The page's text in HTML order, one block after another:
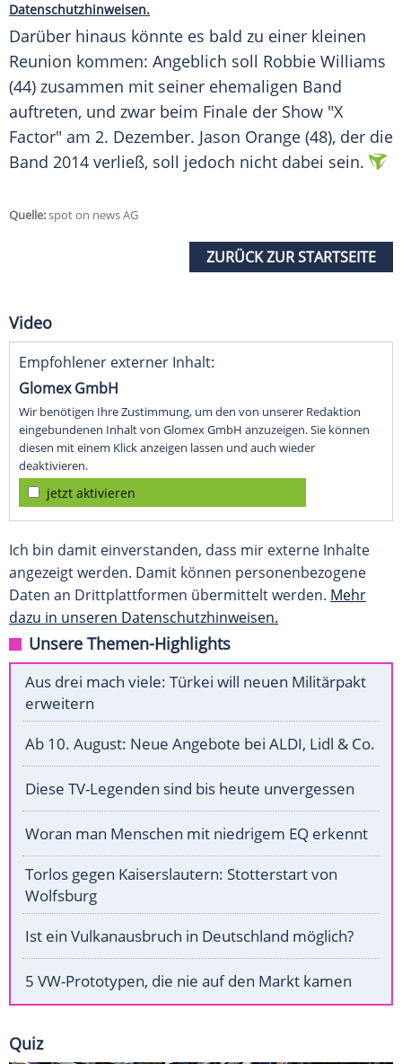
Datenschutzhinweisen.
Darüber hinaus könnte es bald zu einer kleinen
Reunion kommen: Angeblich soll Robbie Williams
(44) zusammen mit seiner ehemaligen Band
auftreten, und zwar beim Finale der Show "X
Factor" am 2. Dezember. Jason Orange (48), der die
Band 2014 verließ, soll jedoch nicht dabei sein.
Quelle:spot on news AG
ZURÜCK ZUR STARTSEITE
Video
Empfohlener externer Inhalt:
Glomex GmbH
Wir benötigen Ihre Zustimmung, um den von unserer Redaktion
eingebundenen Inhalt von Glomex GmbH anzuzeigen. Sie können
diesen mit einem Klick anzeigen lassen und auch wieder
deaktivieren.
jetzt aktivieren
Ich bin damit einverstanden, dass mir externe Inhalte
angezeigt werden. Damit können personenbezogene
Daten an Drittplattformen übermittelt werden. Mehr
dazu in unseren Datenschutzhinweisen.
Unsere Themen-Highlights
Aus drei mach viele: Türkei will neuen Militärpakt
erweitern
Ab 10. August: Neue Angebote bei ALDI, Lidl & Co.
Diese TV-Legenden sind bis heute unvergessen
Woran man Menschen mit niedrigem EQ erkennt
Torlos gegen Kaiserslautern: Stotterstart von
Wolfsburg
Ist ein Vulkanausbruch in Deutschland möglich?
5 VW-Prototypen, die nie auf den Markt kamen
Quiz